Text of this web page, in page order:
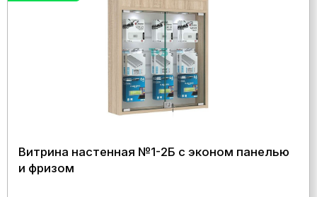
Витрина настенная №1-2Б с эконом панелью
и фризом